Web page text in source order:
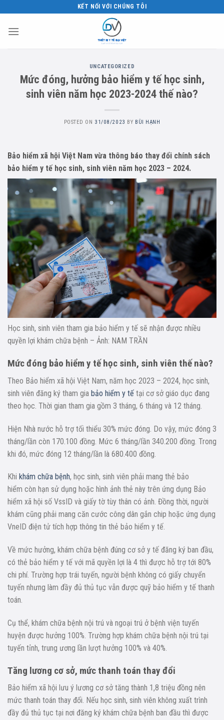
content
KẾT NỐI VỚI CHÚNG TÔI
UNCATEGORIZED
Mức đóng, hưởng bảo hiểm y tế học sinh,
sinh viên năm học 2023-2024 thế nào?
POSTED ON 31/08/2023 BY BÙI HẠNH
Bảo hiểm xã hội Việt Nam vừa thông báo thay đổi chính sách
bảo hiểm y tế học sinh, sinh viên năm học 2023 – 2024.
Học sinh, sinh viên tham gia bảo hiểm y tế sẽ nhận được nhiều
quyền lợi khám chữa bệnh – Ảnh: NAM TRẦN
Mức đóng bảo hiểm y tế học sinh, sinh viên thế nào?
Theo Bảo hiểm xã hội Việt Nam, năm học 2023 – 2024, học sinh,
sinh viên đăng ký tham gia bảo hiểm y tế tại cơ sở giáo dục đang
theo học. Thời gian tham gia gồm 3 tháng, 6 tháng và 12 tháng.
Hiện Nhà nước hỗ trợ tối thiểu 30% mức đóng. Do vậy, mức đóng 3
tháng/lần còn 170.100 đồng. Mức 6 tháng/lần 340.200 đồng. Trong
khi đó, mức đóng 12 tháng/lần là 680.400 đồng.
Khi khám chữa bệnh, học sinh, sinh viên phải mang thẻ bảo
hiểm còn hạn sử dụng hoặc hình ảnh thẻ này trên ứng dụng Bảo
hiểm xã hội số VssID và giấy tờ tùy thân có ảnh. Đồng thời, người
khám cũng phải mang căn cước công dân gắn chip hoặc ứng dụng
VneID điện tử tích hợp thông tin thẻ bảo hiểm y tế.
Về mức hưởng, khám chữa bệnh đúng cơ sở y tế đăng ký ban đầu,
có thẻ bảo hiểm y tế với mã quyền lợi là 4 thì được hỗ trợ tới 80%
chi phí. Trường hợp trái tuyến, người bệnh không có giấy chuyển
tuyến nhưng làm đầy đủ thủ tục vẫn được quỹ bảo hiểm y tế thanh
toán.
Cụ thể, khám chữa bệnh nội trú và ngoại trú ở bệnh viện tuyến
huyện được hưởng 100%. Trường hợp khám chữa bệnh nội trú tại
tuyến tỉnh, trung ương lần lượt hưởng 100% và 40%.
Tăng lương cơ sở, mức thanh toán thay đổi
Bảo hiểm xã hội lưu ý lương cơ sở tăng thành 1,8 triệu đồng nên
mức thanh toán thay đổi. Nếu học sinh, sinh viên không xuất trình
đầy đủ thủ tục tại nơi đăng ký khám chữa bệnh ban đầu thì được